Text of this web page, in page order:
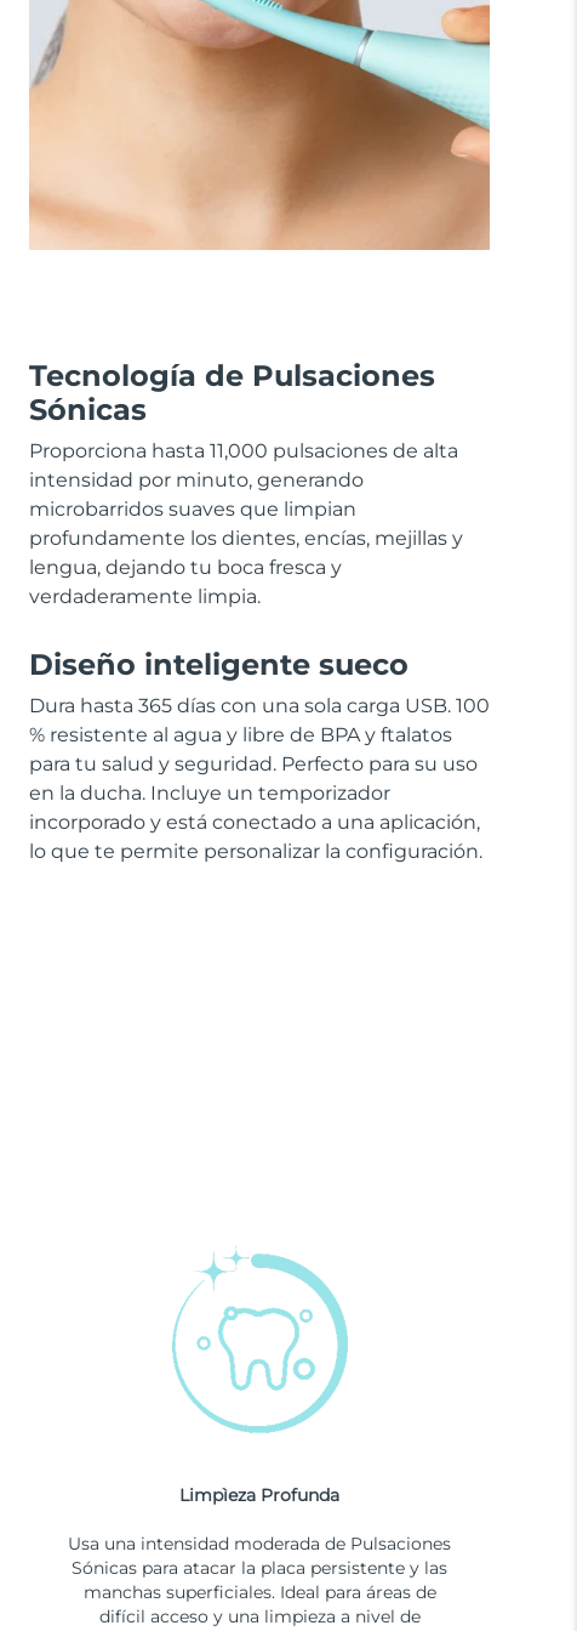
Tecnología de Pulsaciones
Sónicas
Proporciona hasta 11,000 pulsaciones de alta
intensidad por minuto, generando
microbarridos suaves que limpian
profundamente los dientes, encías, mejillas y
lengua, dejando tu boca fresca y
verdaderamente limpia.
Diseño inteligente sueco
Dura hasta 365 días con una sola carga USB. 100
% resistente al agua y libre de BPA y ftalatos
para tu salud y seguridad. Perfecto para su uso
en la ducha. Incluye un temporizador
incorporado y está conectado a una aplicación,
lo que te permite personalizar la configuración.
Limpìeza Profunda
Usa una intensidad moderada de Pulsaciones
Sónicas para atacar la placa persistente y las
manchas superficiales. Ideal para áreas de
difícil acceso y una limpieza a nivel de